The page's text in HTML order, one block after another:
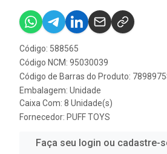
Código: 588565
Código NCM: 95030039
Código de Barras do Produto:
Embalagem: Unidade
Caixa Com: 8 Unidade(s)
Fornecedor: PUFF TOYS
Faça seu login ou cadastre-